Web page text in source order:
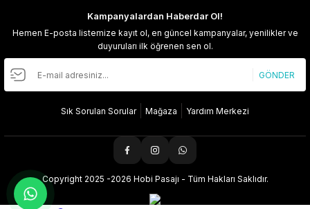
Kampanyalardan Haberdar Ol!
Hemen E-posta listemize kayıt ol, en güncel kampanyalar, yenilikler ve
duyuruları ilk öğrenen sen ol.
GÖNDER
Sık Sorulan Sorular Mağaza Yardım Merkezi
Copyright 2025 -2026 Hobi Pasajı - Tüm Hakları Saklıdır.